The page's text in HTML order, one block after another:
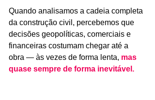
Quando analisamos a cadeia completa
da construção civil, percebemos que
decisões geopolíticas, comerciais e
financeiras costumam chegar até a
obra — às vezes de forma lenta, mas
quase sempre de forma inevitável.